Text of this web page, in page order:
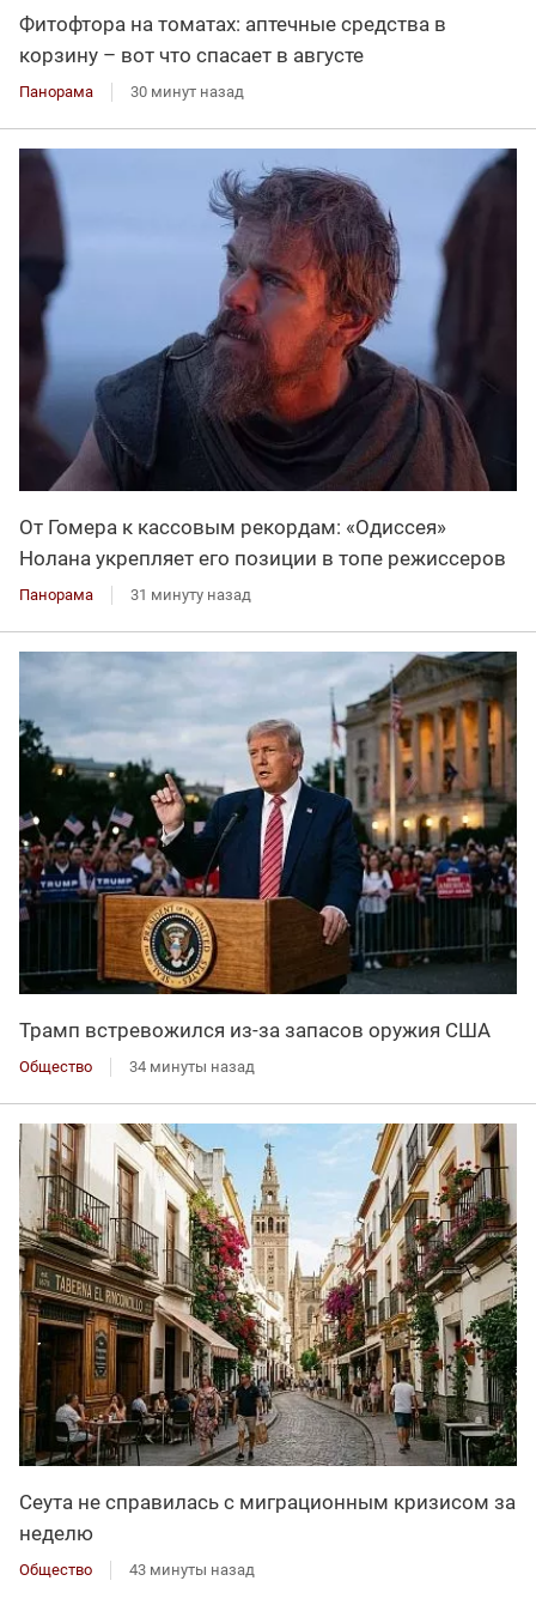
Фитофтора на томатах: аптечные средства в
корзину – вот что спасает в августе
Панорама 30 минут назад
От Гомера к кассовым рекордам: «Одиссея»
Нолана укрепляет его позиции в топе режиссеров
Панорама 31 минуту назад
Трамп встревожился из-за запасов оружия США
Общество 34 минуты назад
Сеута не справилась с миграционным кризисом за
неделю
Общество 43 минуты назад